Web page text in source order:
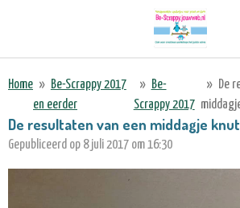
de
hoofdinhoud
Home » Be-Scrappy 2017
en eerder
» Be-
Scrappy 2017
»
De
De resultaten van een middagje
Gepubliceerd op 8 juli 2017 om 16:30